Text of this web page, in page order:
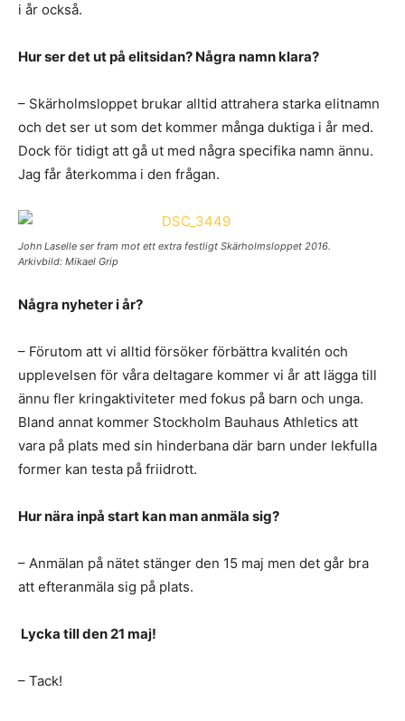
i år också.
Hur ser det ut på elitsidan? Några namn klara?
– Skärholmsloppet brukar alltid attrahera starka elitnamn
och det ser ut som det kommer många duktiga i år med.
Dock för tidigt att gå ut med några specifika namn ännu.
Jag får återkomma i den frågan.
John Laselle ser fram mot ett extra festligt Skärholmsloppet 2016.
Arkivbild: Mikael Grip
Några nyheter i år?
– Förutom att vi alltid försöker förbättra kvalitén och
upplevelsen för våra deltagare kommer vi år att lägga till
ännu fler kringaktiviteter med fokus på barn och unga.
Bland annat kommer Stockholm Bauhaus Athletics att
vara på plats med sin hinderbana där barn under lekfulla
former kan testa på friidrott.
Hur nära inpå start kan man anmäla sig?
– Anmälan på nätet stänger den 15 maj men det går bra
att efteranmäla sig på plats.
Lycka till den 21 maj!
– Tack!